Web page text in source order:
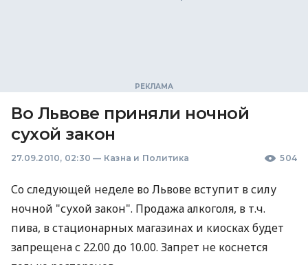
Во Львове приняли ночной
сухой закон
27.09.2010, 02:30 — Казна и Политика 504
Со следующей неделе во Львове вступит в силу
ночной "сухой закон". Продажа алкоголя, в т.ч.
пива, в стационарных магазинах и киосках будет
запрещена с 22.00 до 10.00. Запрет не коснется